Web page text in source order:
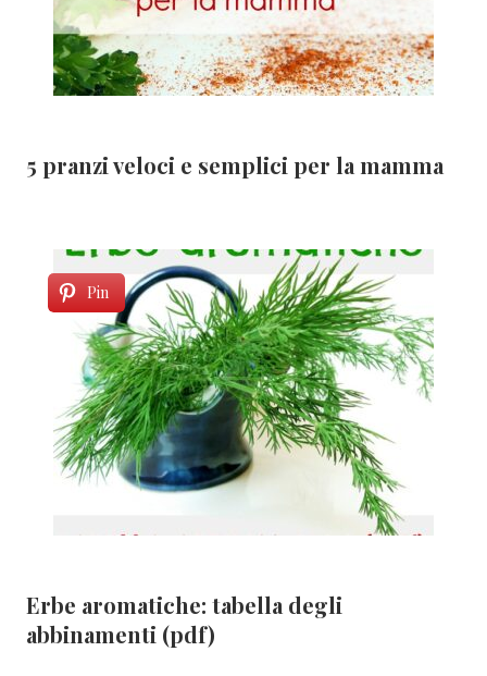
5 pranzi veloci e semplici per la mamma
Pin
Erbe aromatiche: tabella degli
abbinamenti (pdf)